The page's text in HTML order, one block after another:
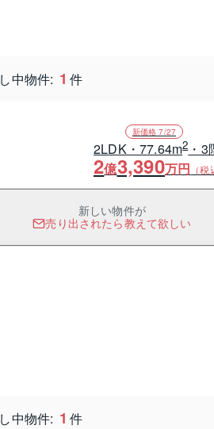
中物件: 1 件
新価格 7/27
2LDK・77.64m2・3
2億3,390万円 （税
新しい物件が
売り出されたら教えて欲しい
1 / 0
中物件: 1 件